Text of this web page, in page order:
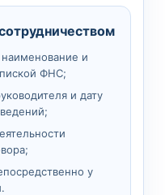
и
ФНС;
и дату
у